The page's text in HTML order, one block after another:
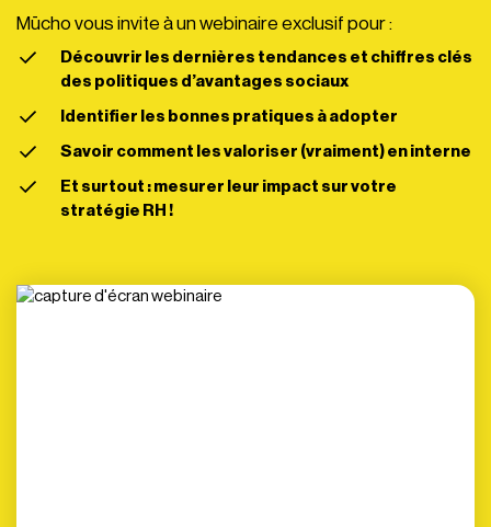
Mūcho vous invite à un webinaire exclusif pour :
Découvrir les dernières tendances et chiffres clés
des politiques d’avantages sociaux
Identifier les bonnes pratiques à adopter
Savoir comment les valoriser (vraiment) en interne
Et surtout : mesurer leur impact sur votre
stratégie RH !